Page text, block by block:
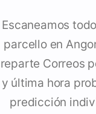
Escaneamos
parcello en
reparte Correos
y última hora
predicción